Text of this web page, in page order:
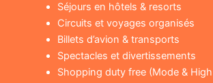
Séjours en hôtels & resorts
Circuits et voyages organisés
Billets d’avion & transports
Spectacles et divertissements
Shopping duty free (Mode &